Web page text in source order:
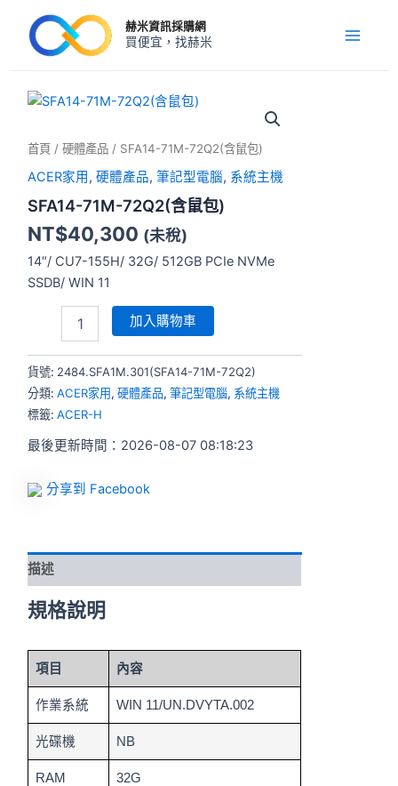
赫米資訊採購網
買便宜，找赫米
Menu
首頁 /硬體產品 / SFA14-71M-72Q2(含鼠包)
ACER家用 ,硬體產品,筆記型電腦, 系統主機
SFA14-71M-72Q2(含鼠包)
NT$40,300 (未稅)
14″/ CU7-155H/ 32G/ 512GB PCIe NVMe
SSDB/ WIN 11
SFA14-
鼠
包)
量
加入購物車
貨號: 2484.SFA1M.301(SFA14-71M-72Q2)
分類:ACER家用,硬體產品,筆記型電腦, 系統主機
標籤:ACER-H
最後更新時間：2026-08-07 08:18:23
分享到 Facebook
描述
規格說明
項目 內容
作業系統 WIN 11/UN.DVYTA.002
光碟機 NB
RAM 32G